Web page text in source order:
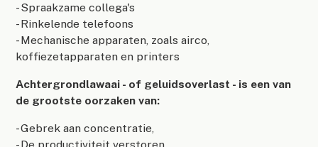
- Spraakzame collega's
- Rinkelende telefoons
- Mechanische apparaten, zoals airco,
koffiezetapparaten en printers
Achtergrondlawaai - of geluidsoverlast - is een van
de grootste oorzaken van:
- Gebrek aan concentratie,
- De productiviteit verstoren